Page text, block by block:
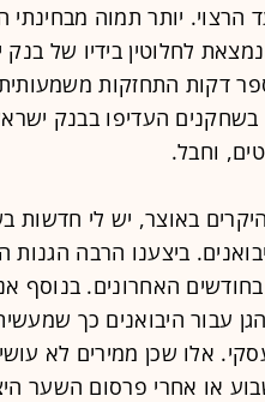
הרצוי. יותר תמוה
לחלוטין בידיו של
דקות התחזקות
העדיפו בבנק
וחבל.
באוצר, יש לי חדשות
ביצענו הרבה
האחרונים. בנוסף
עבור היבואנים כך
אלו שכן ממירים לא
או אחרי פרסום השער